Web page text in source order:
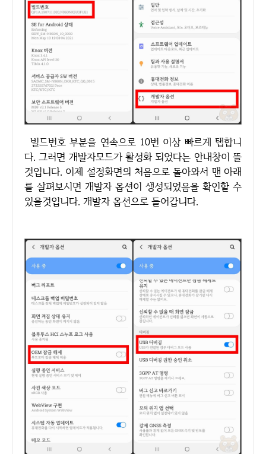
빌드번호 부분을 연속으로 10번 이상 빠르게 탭합니
다. 그러면 개발자모드가 활성화 되었다는 안내창이 뜰
것입니다. 이제 설정화면의 처음으로 돌아와서 맨 아래
를 살펴보시면 개발자 옵션이 생성되었음을 확인할 수
있을것입니다. 개발자 옵션으로 들어갑니다.